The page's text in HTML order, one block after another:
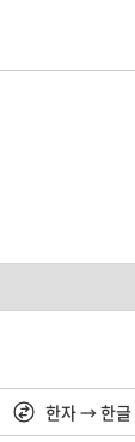
한자 → 한글